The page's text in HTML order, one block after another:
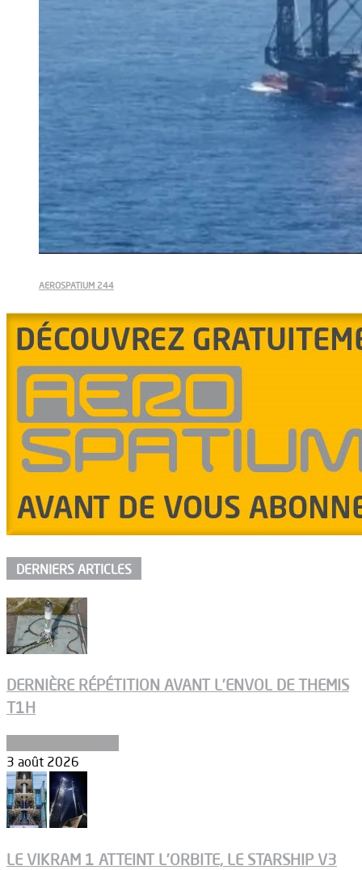
AEROSPATIUM 244
DERNIERS ARTICLES
DERNIÈRE RÉPÉTITION AVANT L’ENVOL DE THEMIS
T1H
3 août 2026
LE VIKRAM 1 ATTEINT L’ORBITE, LE STARSHIP V3